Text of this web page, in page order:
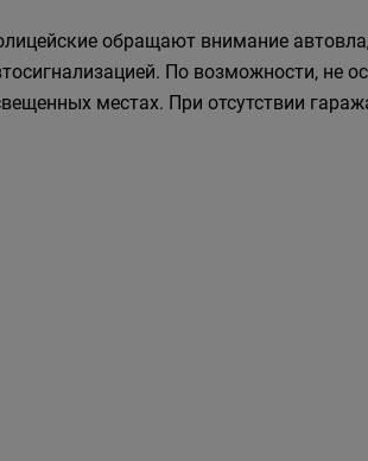
обращают внимание
По возможности, не
местах. При отсутствии